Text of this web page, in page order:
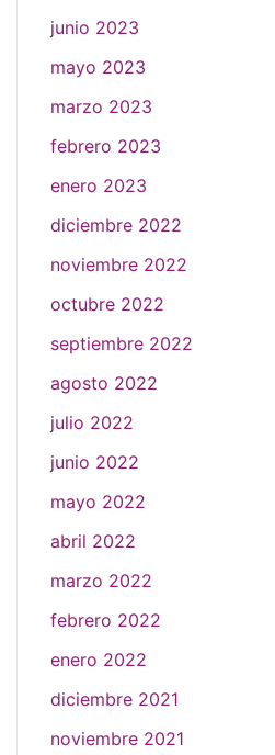
junio 2023
mayo 2023
marzo 2023
febrero 2023
enero 2023
diciembre 2022
noviembre 2022
octubre 2022
septiembre 2022
agosto 2022
julio 2022
junio 2022
mayo 2022
abril 2022
marzo 2022
febrero 2022
enero 2022
diciembre 2021
noviembre 2021